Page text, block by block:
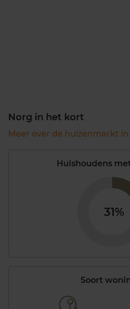
Norg in het kort
Meer over de huizenmarkt in
Huishoudens
31%
Soort